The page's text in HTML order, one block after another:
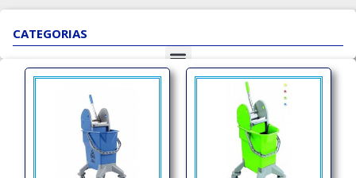
CATEGORIAS